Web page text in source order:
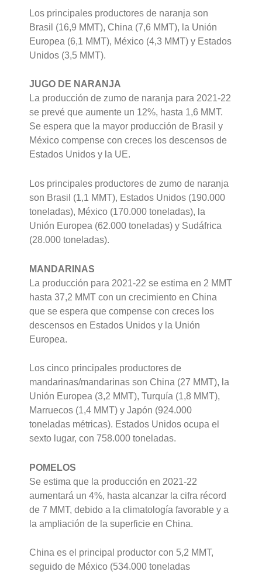
Los principales productores de naranja son
Brasil (16,9 MMT), China (7,6 MMT), la Unión
Europea (6,1 MMT), México (4,3 MMT) y Estados
Unidos (3,5 MMT).
JUGO DE NARANJA
La producción de zumo de naranja para 2021-22
se prevé que aumente un 12%, hasta 1,6 MMT.
Se espera que la mayor producción de Brasil y
México compense con creces los descensos de
Estados Unidos y la UE.
Los principales productores de zumo de naranja
son Brasil (1,1 MMT), Estados Unidos (190.000
toneladas), México (170.000 toneladas), la
Unión Europea (62.000 toneladas) y Sudáfrica
(28.000 toneladas).
MANDARINAS
La producción para 2021-22 se estima en 2 MMT
hasta 37,2 MMT con un crecimiento en China
que se espera que compense con creces los
descensos en Estados Unidos y la Unión
Europea.
Los cinco principales productores de
mandarinas/mandarinas son China (27 MMT), la
Unión Europea (3,2 MMT), Turquía (1,8 MMT),
Marruecos (1,4 MMT) y Japón (924.000
toneladas métricas). Estados Unidos ocupa el
sexto lugar, con 758.000 toneladas.
POMELOS
Se estima que la producción en 2021-22
aumentará un 4%, hasta alcanzar la cifra récord
de 7 MMT, debido a la climatología favorable y a
la ampliación de la superficie en China.
China es el principal productor con 5,2 MMT,
seguido de México (534.000 toneladas